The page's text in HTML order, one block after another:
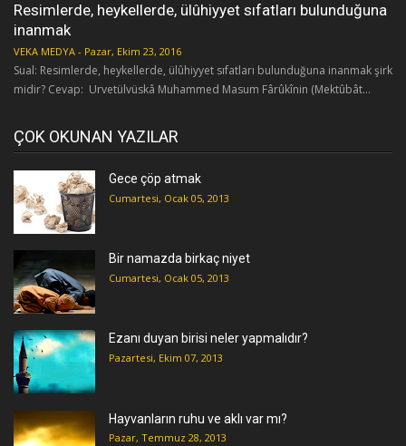
Resimlerde, heykellerde, ülûhiyyet sıfatları bulunduğuna
inanmak
VEKA MEDYA - Pazar, Ekim 23, 2016
Sual: Resimlerde, heykellerde, ülûhiyyet sıfatları bulunduğuna inanmak şirk
midir? Cevap: Urvetülvüskâ Muhammed Masum Fârûkînin (Mektûbât...
ÇOK OKUNAN YAZILAR
Gece çöp atmak
Cumartesi, Ocak 05, 2013
Bir namazda birkaç niyet
Cumartesi, Ocak 05, 2013
Ezanı duyan birisi neler yapmalıdır?
Pazartesi, Ekim 07, 2013
Hayvanların ruhu ve aklı var mı?
Pazar, Temmuz 28, 2013